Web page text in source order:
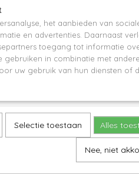
Save
het aanbieden van
en advertenties. Daarnaast
toegang tot informatie
gebruiken in combinatie met andere
uw gebruik van hun diensten of
Selectie toestaan Alles
Nee, niet